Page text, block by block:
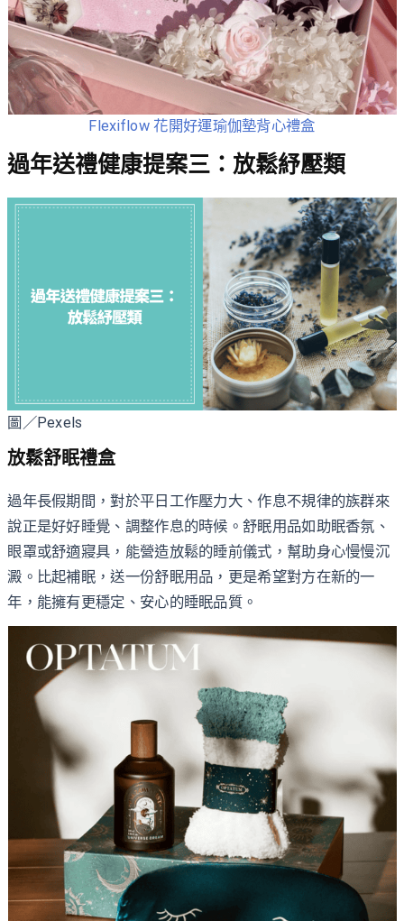
Flexiflow 花開好運瑜伽墊背心禮盒
過年送禮健康提案三：放鬆紓壓類
圖／Pexels
放鬆舒眠禮盒
過年長假期間，對於平日工作壓力大、作息不規律的族群來
說正是好好睡覺、調整作息的時候。舒眠用品如助眠香氛、
眼罩或舒適寢具，能營造放鬆的睡前儀式，幫助身心慢慢沉
澱。比起補眠，送一份舒眠用品，更是希望對方在新的一
年，能擁有更穩定、安心的睡眠品質。